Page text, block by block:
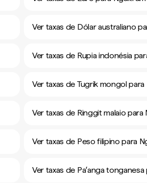
Ver taxas de Dólar australiano
Ver taxas de Rupia indonésia
Ver taxas de Tugrik mongol
Ver taxas de Ringgit malaio
Ver taxas de Peso filipino para
Ver taxas de Paʻanga